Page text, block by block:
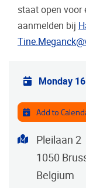
staat open voor
aanmelden bij
Practical info
Monday
Add to
Address
Pleilaan 2
1050
Belgium